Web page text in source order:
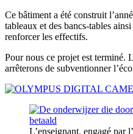
Ce bâtiment a été construit
tableaux et des bancs-tables
renforcer les effectifs.
Pour nous ce projet est terminé.
arrêterons de subventionner
L’enseignant, engagé par